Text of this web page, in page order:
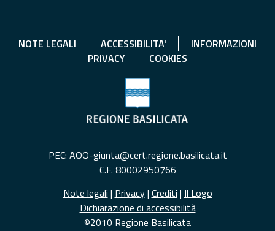
NOTE LEGALI ACCESSIBILITA'
INFORMAZIONI
PRIVACY
COOKIES
PEC: AOO-giunta@cert.regione.basilicata.it
C.F. 80002950766
Note legali | Privacy| Crediti | Il Logo
Dichiarazione di accessibilità
©2010 Regione Basilicata